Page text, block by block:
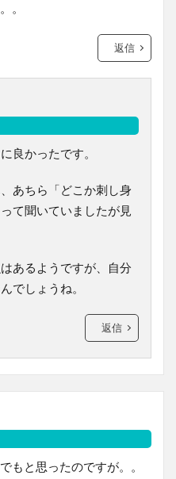
。
返信
良かったです。
あちら「どこか刺し身
て聞いていましたが見
あるようですが、自分
でしょうね。
返信
もと思ったのですが。。